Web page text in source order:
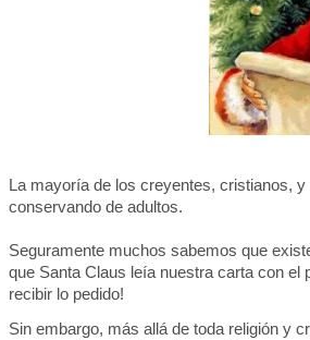
La mayoría de los creyentes, cristianos,
conservando de adultos.
Seguramente muchos sabemos que
que Santa Claus leía nuestra carta con el
recibir lo pedido!
Sin embargo, más allá de toda religión y